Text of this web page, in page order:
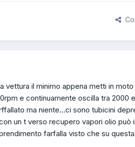
vettura il minimo appena metti in
e continuamente oscilla tra 2000
ma niente...ci sono tubicini
un t verso recupero vapori olio può
farfalla visto che su